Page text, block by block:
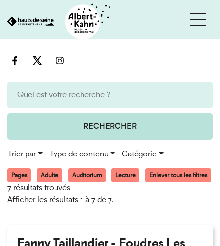
au
RECHERCHER
Trier par Type de contenu Catégorie
Pages Adulte Auditorium Lecture Enlever tous les filtres
7 résultats trouvés
Afficher les résultats 1 à 7 de 7.
Fanny Taillandier - Foudres Les
Cookies et traceurs utilisés sur ce site